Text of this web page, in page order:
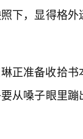
下，显得格
正准备收拾书
从嗓子眼里